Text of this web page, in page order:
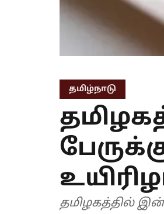
தமிழ்நாடு
தமிழகத்தில்